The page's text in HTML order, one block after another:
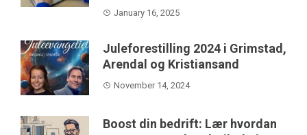
January 16, 2025
Juleforestilling 2024 i Grimstad,
Arendal og Kristiansand
November 14, 2024
Boost din bedrift: Lær hvordan